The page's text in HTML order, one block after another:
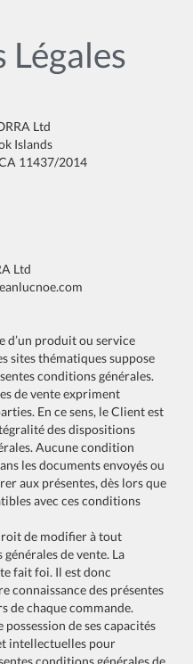
Ltd
Islands
11437/2014
Ltd
d’un produit ou service
sites thématiques suppose
conditions générales.
de vente expriment
En ce sens, le Client est
des dispositions
Aucune condition
les documents envoyés ou
aux présentes, dès lors que
avec ces conditions
de modifier à tout
de vente. La
fait foi. Il est donc
connaissance des présentes
de chaque commande.
de ses capacités
intellectuelles pour
conditions générales de